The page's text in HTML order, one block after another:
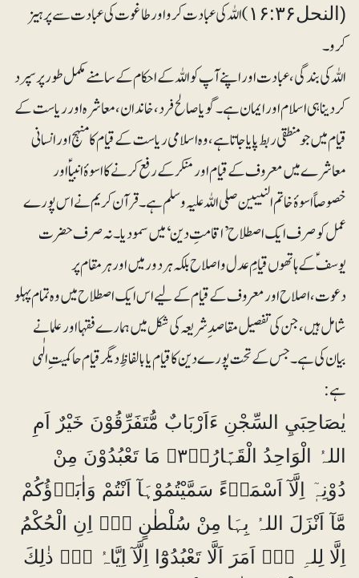
(النحل۱۶:۳۶
) اللہ کی عبادت کرو اور طاغوت کی عبادت سے پرہیز
کرو۔
اللہ کی بندگی ، عبادت اور اپنے آپ کو اللہ کے احکام کے سامنے مکمل طور پر سپرد
کر دینا ہی اسلام اور ایمان ہے ۔گویا صالح فرد، خاندان ، معاشرہ اورریاست کے
قیام میں جو منطقی ربط پایا جاتا ہے، وہ اسلامی ریاست کے قیام کا منہج اور انسانی
معاشرے میں معروف کے قیام اور منکر کے رفع کرنے کا اسوۂ انبیاؑ اور
خصوصاًاسوۂ خاتم النبیین صلی اللہ علیہ وسلم ہے۔قرآن کریم نے اس پورے
عمل کو صرف ایک اصطلاح ’اقامتِ دین‘ میں سمو دیا۔ نہ صرف حضرت
یوسفؑ کے ہاتھوں قیامِ عدل و اصلاح بلکہ ہر دور میں اور ہر مقام پر
دعوت،اصلاح اور معروف کے قیام کے لیے اس ایک اصطلاح میں وہ تمام پہلو
شامل ہیں، جن کی تفصیل مقاصد ِشریعہ کی شکل میں ہمارے فقہا اور علما نے
بیان کی ہے۔ جس کے تحت پورے دین کا قیام یا بالفاظِ دیگر قیام حاکمیت ِالٰہی
ہے:
يٰصَاحِبَيِ السِّجْنِ ءَاَرْبَابٌ مُّتَفَرِّقُوْنَ خَيْرٌ اَمِ
اللہُ الْوَاحِدُ الْقَہَّارُ۝۳۹ۭ مَا تَعْبُدُوْنَ مِنْ
دُوْنِہٖٓ اِلَّآ اَسْمَاۗءً سَمَّيْتُمُوْہَآ اَنْتُمْ وَاٰبَاۗؤُكُمْ
مَّآ اَنْزَلَ اللہُ بِہَا مِنْ سُلْطٰنٍ ۝۰ۭ اِنِ الْحُكْمُ
اِلَّا لِلہِ ۝۰ۭ اَمَرَ اَلَّا تَعْبُدُوْٓا اِلَّآ اِيَّاہُ ۝۰ۭ ذٰلِكَ